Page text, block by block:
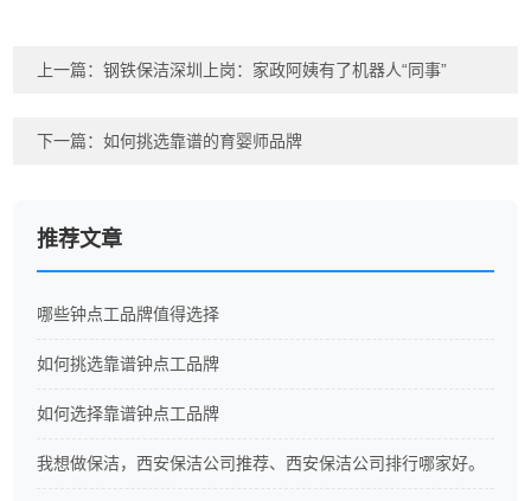
上一篇：钢铁保洁深圳上岗：家政阿姨有了机器人“同事”
下一篇：如何挑选靠谱的育婴师品牌
推荐文章
哪些钟点工品牌值得选择
如何挑选靠谱钟点工品牌
如何选择靠谱钟点工品牌
我想做保洁，西安保洁公司推荐、西安保洁公司排行哪家好。